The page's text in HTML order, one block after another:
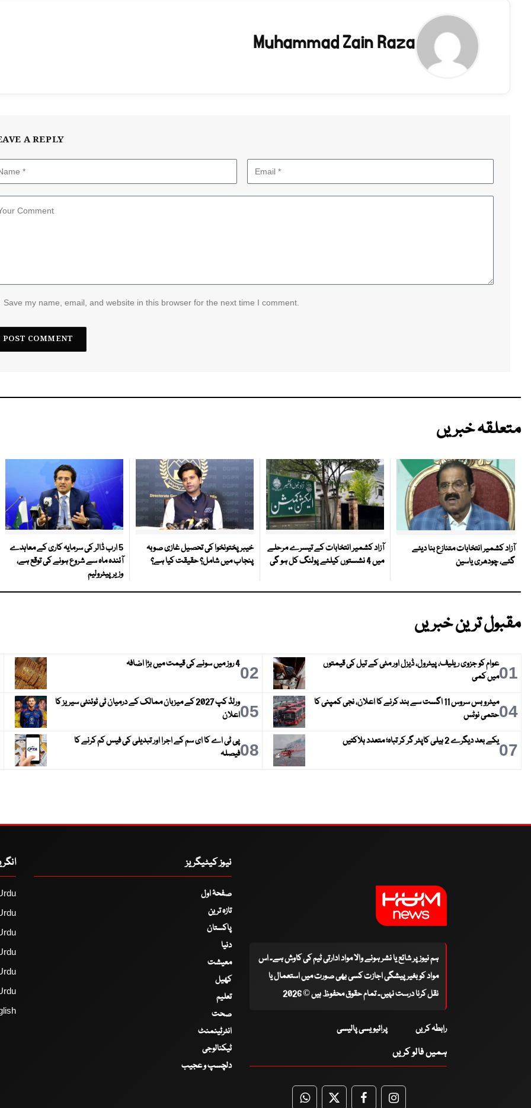
Muhammad Zain Raza
A REPLY
Save my name, email, and website in this browser for the next time I comment.
متعلقہ خبریں
آزاد کشمیر انتخابات متنازع بنا دیئے
گئے، چودھری یاسین
آزاد کشمیر انتخابات کے تیسرے مرحلے
میں 4 نشستوں کیلئے پولنگ کل ہو گی
خیبر پختونخوا کی تحصیل غازی صوبہ
پنجاب میں شامل؟ حقیقت کیا ہے؟
5 ارب ڈالر کی سرمایہ کاری کے معاہدے
آئندہ ماہ سے شروع ہونے کی توقع ہے،
وزیر پیٹرولیم
مقبول ترین خبریں
01عوام کو جزوی ریلیف، پیٹرول، ڈیزل اور مٹی کے تیل کی قیمتوں
میں کمی
024 روز میں سونے کی قیمت میں بڑا اضافہ
04
میٹرو بس سروس 11 اگست سے بند کرنے کا اعلان، نجی کمپنی کا
حتمی نوٹس
05
ورلڈ کپ 2027 کے میزبان ممالک کے درمیان ٹی ٹوئنٹی سیریز کا
اعلان
07یکے بعد دیگرے 2 ہیلی کاپٹر گر کر تباہ؛ متعدد ہلاکتیں 08پی ٹی اے کا ای سم کے اجرا اور تبدیلی کی فیس کم کرنے کا
فیصلہ
ہم نیوز پر شائع یا نشر ہونے والا مواد ادارتی ٹیم کی کاوش ہے۔ اس
مواد کو بغیر پیشگی اجازت کسی بھی صورت میں استعمال یا
نقل کرنا درست نہیں۔ تمام حقوق محفوظ ہیں © 2026
رابطہ کریں پرائیویسی پالیسی
ہمیں فالو کریں
نیوز کیٹیگریز
صفحۂ اول
تازہ ترین
پاکستان
دنیا
معیشت
کھیل
تعلیم
صحت
انٹرٹینمنٹ
ٹیکنالوجی
دلچسپ و عجیب